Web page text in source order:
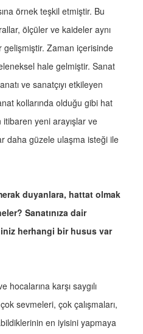
örnek teşkil etmiştir. Bu
ölçüler ve kaideler aynı
gelişmiştir. Zaman içerisinde
hale gelmiştir. Sanat
ve sanatçıyı etkileyen
kollarında olduğu gibi hat
itibaren yeni arayışlar ve
daha güzele ulaşma isteği ile
duyanlara, hattat olmak
Sanatınıza dair
herhangi bir husus var
karşı saygılı
sevmeleri, çok çalışmaları,
en iyisini yapmaya